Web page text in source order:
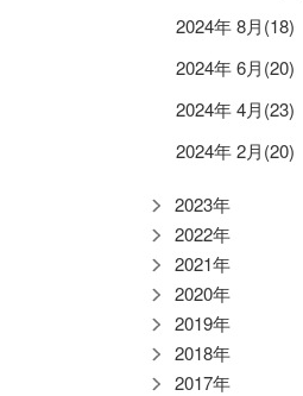
2024年 8月(18)
2024年 6月(20)
2024年 4月(23)
2024年 2月(20)
2023年
2022年
2021年
2020年
2019年
2018年
2017年